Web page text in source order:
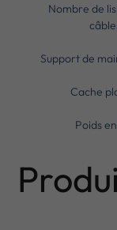
Nombre de
Support de
Cache
Poids